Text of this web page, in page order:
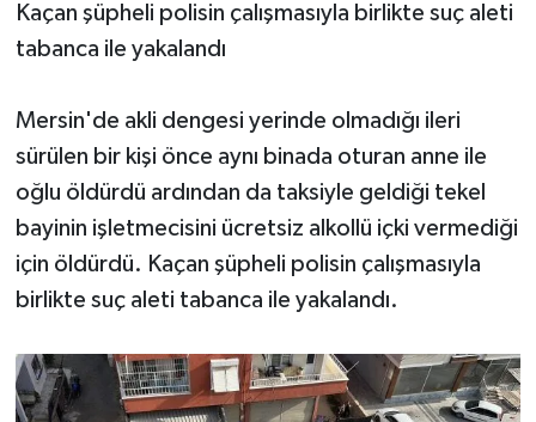
Kaçan şüpheli polisin çalışmasıyla birlikte suç aleti
tabanca ile yakalandı
Mersin'de akli dengesi yerinde olmadığı ileri
sürülen bir kişi önce aynı binada oturan anne ile
oğlu öldürdü ardından da taksiyle geldiği tekel
bayinin işletmecisini ücretsiz alkollü içki vermediği
için öldürdü. Kaçan şüpheli polisin çalışmasıyla
birlikte suç aleti tabanca ile yakalandı.